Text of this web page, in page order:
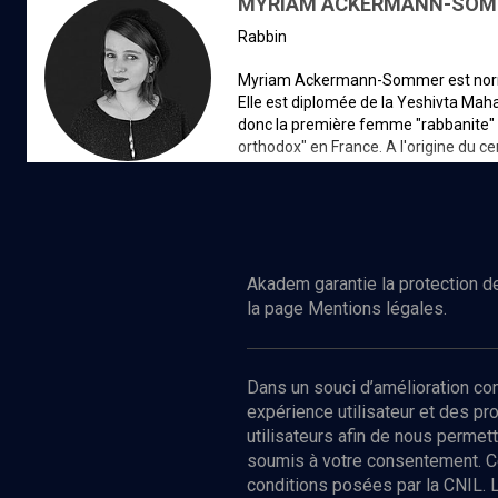
rabbin
Myriam Ackermann-Sommer est
Elle est diplomée de la Yeshivta
donc la première femme
orthodox" en France. A l'origine du
Akadem garantie la protection
la page Mentions légales.
Dans un souci d’amélioration
expérience utilisateur et des
utilisateurs afin de nous
soumis à votre consentement.
conditions posées par la CNIL.